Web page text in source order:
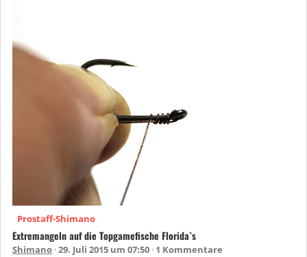
Prostaff-Shimano
Extremangeln auf die Topgamefische Florida`s
Shimano 29. Juli 2015 um 07:50 1 Kommentare